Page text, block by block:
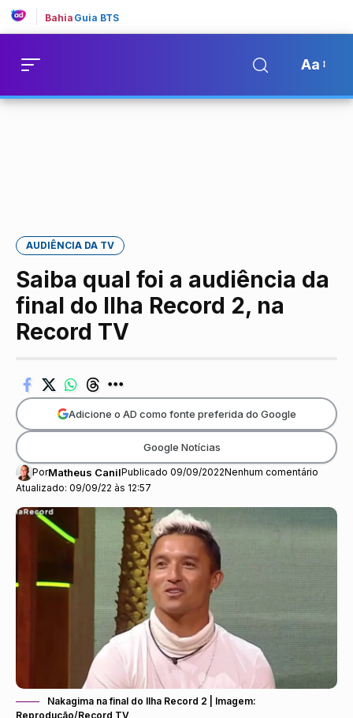
Bahia Guia BTS
Aa
AUDIÊNCIA DA TV
Saiba qual foi a audiência da
final do Ilha Record 2, na
Record TV
Atualizado: 09/09/22 às 12:57
PorMatheus CanilPublicado 09/09/2022Nenhum comentário
Adicione o AD como fonte preferida do Google
Google Notícias
Nakagima na final do Ilha Record 2 | Imagem:
Reprodução/Record TV